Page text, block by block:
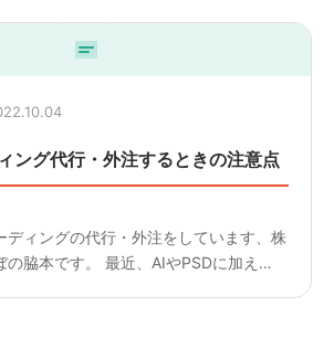
ング代行・外注するときの注意点
ディングの代行・外注をしています、株
脇本です。 最近、AIやPSDに加え